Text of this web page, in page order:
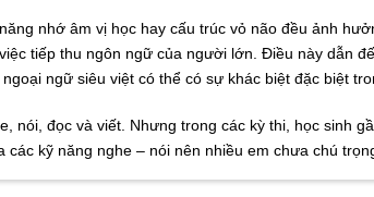
nhớ âm vị học hay cấu trúc vỏ não đều ảnh
tiếp thu ngôn ngữ của người lớn. Điều này dẫn
ngữ siêu việt có thể có sự khác biệt đặc biệt
đọc và viết. Nhưng trong các kỳ thi, học sinh
kỹ năng nghe – nói nên nhiều em chưa chú